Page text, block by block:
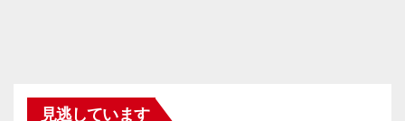
見逃しています